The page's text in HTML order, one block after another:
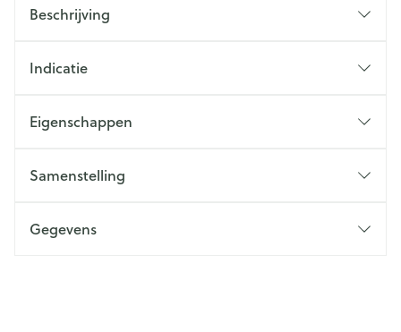
Beschrijving
Indicatie
Eigenschappen
Samenstelling
Gegevens